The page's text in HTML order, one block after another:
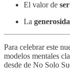
El valor de ser
La
Para celebrar este
modelos mentales
desde de No Solo